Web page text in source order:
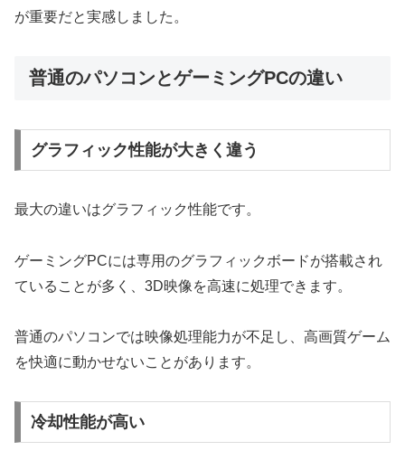
が重要だと実感しました。
普通のパソコンとゲーミングPCの違い
グラフィック性能が大きく違う
最大の違いはグラフィック性能です。
ゲーミングPCには専用のグラフィックボードが搭載され
ていることが多く、3D映像を高速に処理できます。
普通のパソコンでは映像処理能力が不足し、高画質ゲーム
を快適に動かせないことがあります。
冷却性能が高い